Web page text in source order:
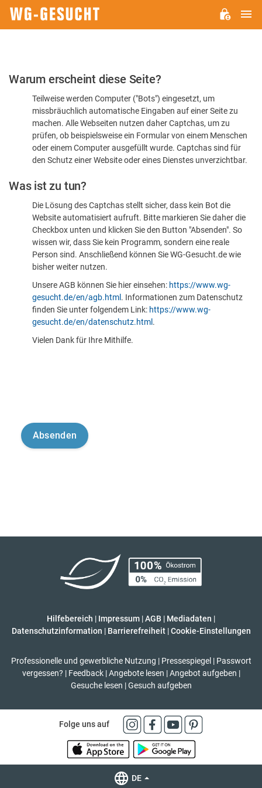
Bitte
dass
sind
Warum erscheint diese Seite?
Teilweise werden Computer ("Bots") eingesetzt, um
missbräuchlich automatische Eingaben auf einer Seite zu
machen. Alle Webseiten nutzen daher Captchas, um zu
prüfen, ob beispielsweise ein Formular von einem Menschen
oder einem Computer ausgefüllt wurde. Captchas sind für
den Schutz einer Website oder eines Dienstes unverzichtbar.
Was ist zu tun?
Die Lösung des Captchas stellt sicher, dass kein Bot die
Website automatisiert aufruft. Bitte markieren Sie daher die
Checkbox unten und klicken Sie den Button "Absenden". So
wissen wir, dass Sie kein Programm, sondern eine reale
Person sind. Anschließend können Sie WG-Gesucht.de wie
bisher weiter nutzen.
Unsere AGB können Sie hier einsehen: https://www.wg-
gesucht.de/en/agb.html . Informationen zum Datenschutz
finden Sie unter folgendem Link: https://www.wg-
gesucht.de/en/datenschutz.html .
Vielen Dank für Ihre Mithilfe.
Hilfebereich | Impressum |AGB | Mediadaten |
Datenschutzinformation | Barrierefreiheit | Cookie-Einstellungen
Professionelle und gewerbliche Nutzung | Pressespiegel | Passwort
vergessen? | Feedback | Angebote lesen | Angebot aufgeben |
Gesuche lesen | Gesuch aufgeben
Folge uns auf
DE